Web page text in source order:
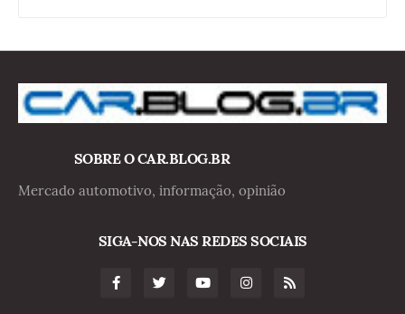
SOBRE O CAR.BLOG.BR
Mercado automotivo, informação, opinião
SIGA-NOS NAS REDES SOCIAIS